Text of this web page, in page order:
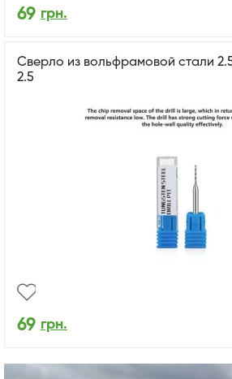
69 грн.
Сверло из вольфрамовой стали 2.5
2.5
69 грн.